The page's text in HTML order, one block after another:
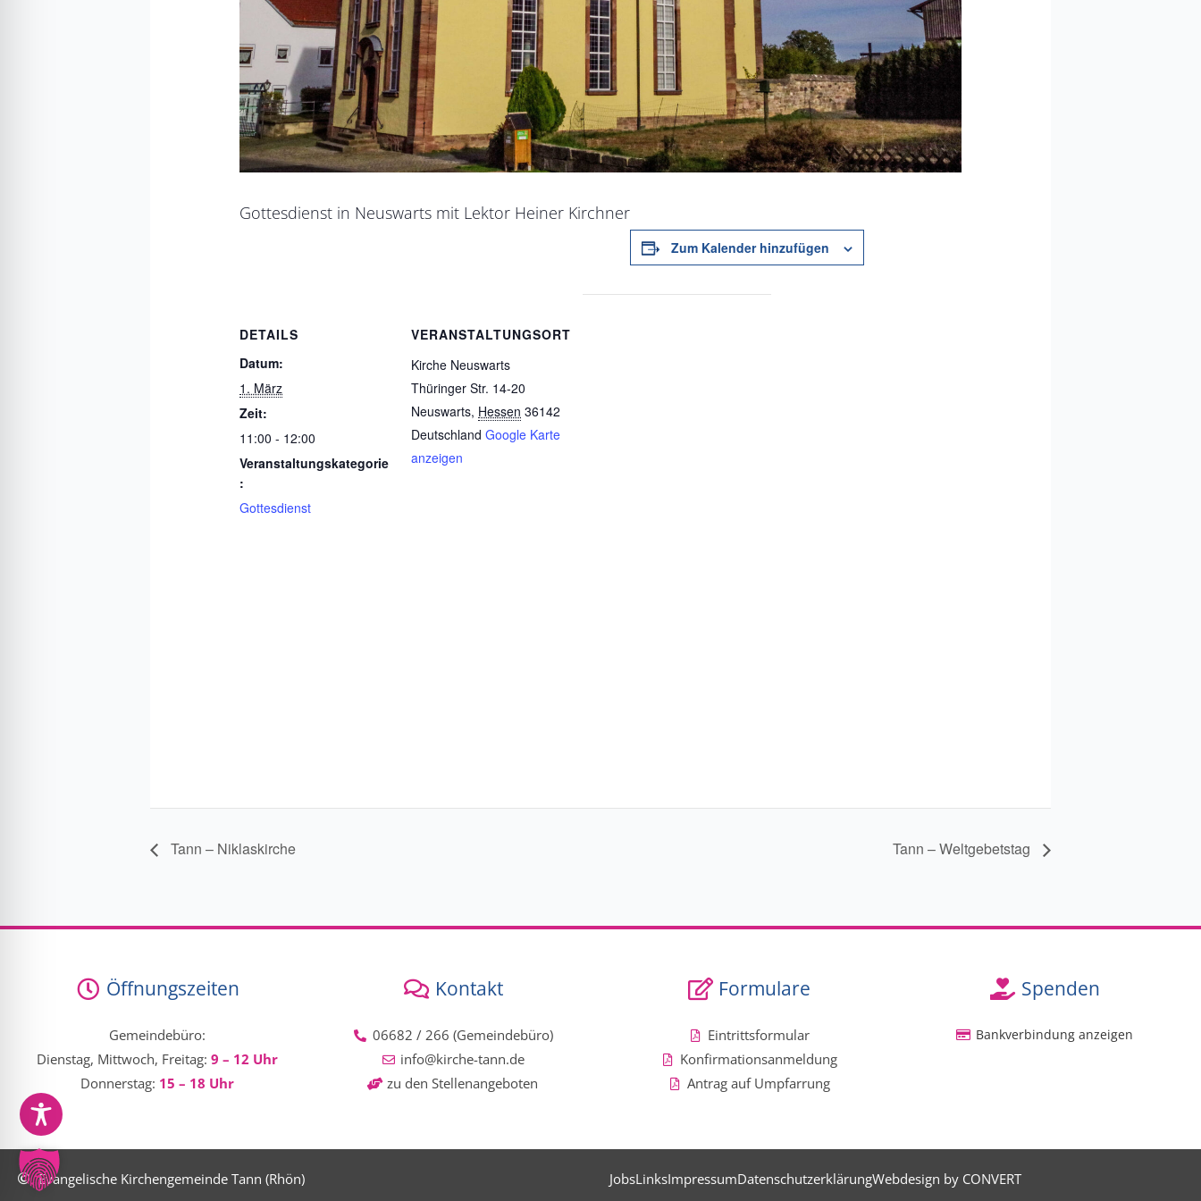
Gottesdienst in Neuswarts mit Lektor Heiner Kirchner
Zum Kalender hinzufügen
DETAILS
Datum:
1. März
Zeit:
11:00 - 12:00
Veranstaltungskategorie
:
Gottesdienst
VERANSTALTUNGSORT
Kirche Neuswarts
Thüringer Str. 14-20
Neuswarts, Hessen 36142
Deutschland Google Karte
anzeigen
Tann – Niklaskirche Tann – Weltgebetstag
Öffnungszeiten
Gemeindebüro:
Dienstag, Mittwoch, Freitag: 9 – 12 Uhr
Donnerstag: 15 – 18 Uhr
Kontakt
06682 / 266 (Gemeindebüro)
info@kirche-tann.de
zu den Stellenangeboten
Formulare
Eintrittsformular
Konfirmationsanmeldung
Antrag auf Umpfarrung
Spenden
Bankverbindung anzeigen
Evangelische Kirchengemeinde Tann (Rhön) JobsLinksImpressumDatenschutzerklärungWebdesign by CONVERT